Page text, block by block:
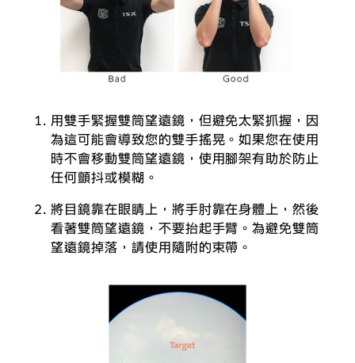
用雙手緊握雙筒望遠鏡，但避免太緊抓握，因
為這可能會導致您的雙手搖晃。如果您在使用
時不會移動雙筒望遠鏡，使用腳架有助於防止
任何顫抖或模糊。
將目鏡靠在眼睛上，將手肘靠在身體上，然後
看著雙筒望遠鏡，不要抬起手臂。為避免雙筒
望遠鏡掉落，請使用隨附的束帶。